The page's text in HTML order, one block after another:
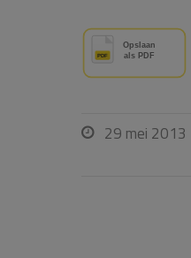
 29 mei 2013